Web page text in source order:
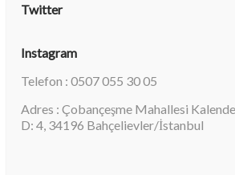
Twitter
Instagram
Telefon : 0507 055 30 05
Adres : Çobançeşme Mahallesi
D: 4, 34196 Bahçelievler/İstanbul